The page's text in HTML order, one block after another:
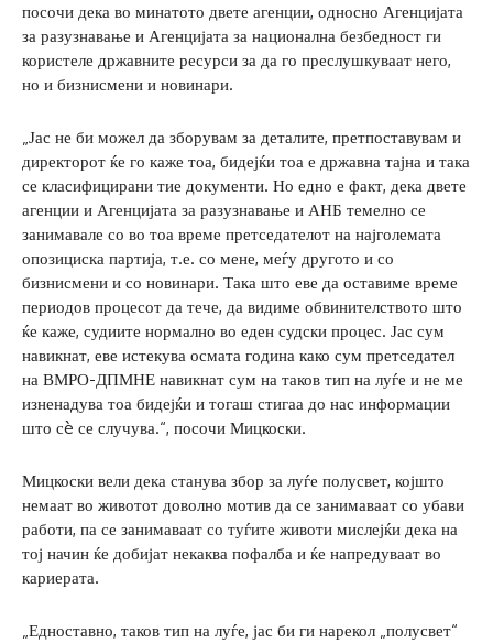
посочи дека во минатото двете агенции, односно Агенцијата
за разузнавање и Агенцијата за национална безбедност ги
користеле државните ресурси за да го преслушкуваат него,
но и бизнисмени и новинари.
„Јас не би можел да зборувам за деталите, претпоставувам и
директорот ќе го каже тоа, бидејќи тоа е државна тајна и така
се класифицирани тие документи. Но едно е факт, дека двете
агенции и Агенцијата за разузнавање и АНБ темелно се
занимавале со во тоа време претседателот на најголемата
опозициска партија, т.е. со мене, меѓу другото и со
бизнисмени и со новинари. Така што еве да оставиме време
периодов процесот да тече, да видиме обвинителството што
ќе каже, судиите нормално во еден судски процес. Јас сум
навикнат, еве истекува осмата година како сум претседател
на ВМРО-ДПМНЕ навикнат сум на таков тип на луѓе и не ме
изненадува тоа бидејќи и тогаш стигаа до нас информации
што сè се случува.“, посочи Мицкоски.
Мицкоски вели дека станува збор за луѓе полусвет, којшто
немаат во животот доволно мотив да се занимаваат со убави
работи, па се занимаваат со туѓите животи мислејќи дека на
тој начин ќе добијат некаква пофалба и ќе напредуваат во
кариерата.
„Едноставно, таков тип на луѓе, јас би ги нарекол „полусвет“